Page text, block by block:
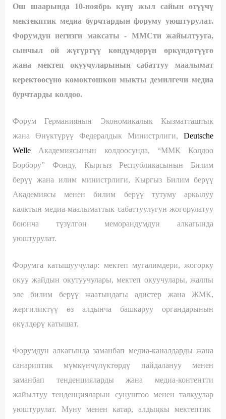
Ош шаарында 10-ноябрь күнү жыл сайын өтүүчү
мектекптик медиа бурчтардын форуму уюштурулат.
Форумдун негизги максаты - ММСти жайылтууга,
сынчыл ой жүгүртүү көндүмдөрүн өркүндөтүүгө
жана мектеп окуучуларынын сабаттуу маалымат
керектөөсүнө көмөктөшкөн мыкты демилгечи медиа
бурчтарды колдоо.
Форум Германиянын Экономикалык Кызматташтык
жана Өнүктүрүү Федералдык Министрлиги, Deutsche
Welle Академиясынын колдоосунда, “ММК Колдоо
Борбору” Фонду, Кыргыз Республикасынын Билим
берүү жана илим министрлиги, Кыргыз Билим берүү
Академиясы менен билим берүү тутуму аркылуу
калктын медиа-маалыматтык сабаттуулугун жогорулатуу
боюнча түзүлгөн меморандумдун алкагында
уюштурулат.
Форумга катышуучулар: мектеп мугалимдери, жогорку
окуу жайдын окутуучулары,мектеп окуучулары,жалпы
эле билим берүү жаатындагы адистер жана ЖМК,
жергиликтүү өз алдынча башкаруу органдарынын
өкүлдөрү катышат.
Форумдун алкагында заманбап медиа-каналдарды жана
санариптик мүмкүнчүлүктөрдү пайдалануу менен
заманбап тенденцияларды жана медиа-контентти
жайылтуу тенденцияларын сунуштоо менен талкуулар
уюштурулат. Муну менен катар, алдыңкы мектептик